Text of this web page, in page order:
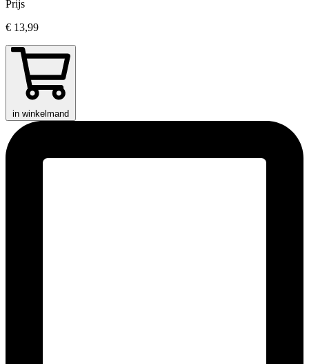
Prijs
€ 13,99
in winkelmand